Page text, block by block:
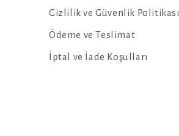
Gizlilik ve Güvenlik Politikası
Ödeme ve Teslimat
İptal ve İade Koşulları